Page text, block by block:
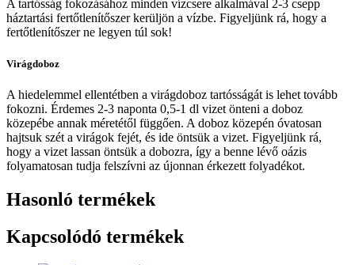
A tartósság fokozásához minden vízcsere alkalmával 2-3 csepp
háztartási fertőtlenítőszer kerüljön a vízbe. Figyeljünk rá, hogy a
fertőtlenítőszer ne legyen túl sok!
Virágdoboz
A hiedelemmel ellentétben a virágdoboz tartósságát is lehet tovább
fokozni. Érdemes 2-3 naponta 0,5-1 dl vizet önteni a doboz
közepébe annak méretétől függően. A doboz közepén óvatosan
hajtsuk szét a virágok fejét, és ide öntsük a vizet. Figyeljünk rá,
hogy a vizet lassan öntsük a dobozra, így a benne lévő oázis
folyamatosan tudja felszívni az újonnan érkezett folyadékot.
Hasonló termékek
Kapcsolódó termékek